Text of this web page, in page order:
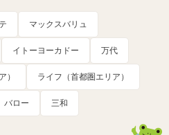
マックスバリュ
イトーヨーカドー 万代
） ライフ（首都圏エリア）
バロー 三和